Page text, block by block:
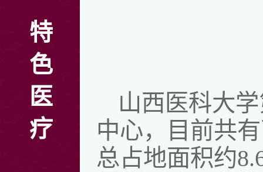
特
色
医
疗
山西医科大
中心，目前共
总占地面积约